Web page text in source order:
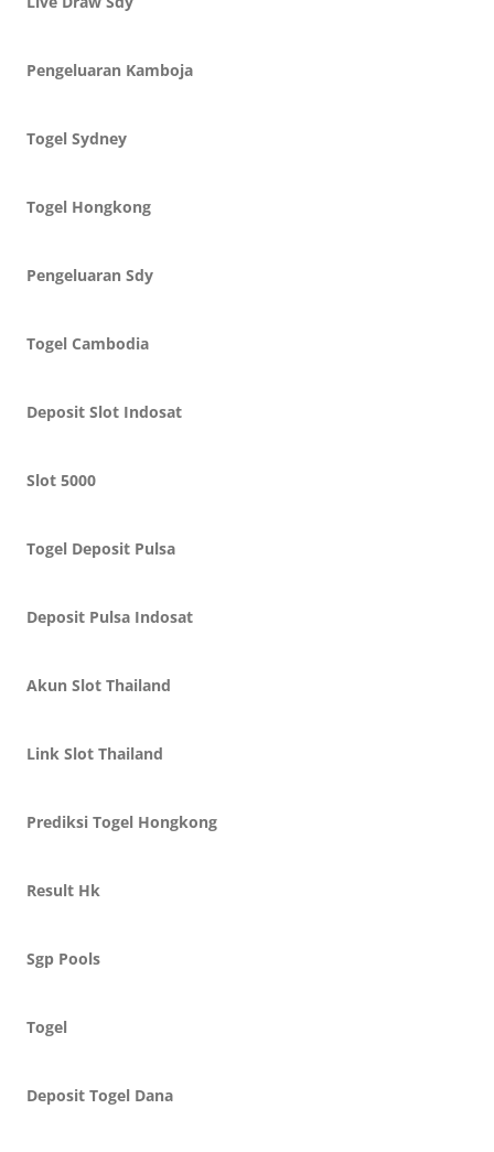
Pengeluaran Kamboja
Togel Sydney
Togel Hongkong
Pengeluaran Sdy
Togel Cambodia
Deposit Slot Indosat
Slot 5000
Togel Deposit Pulsa
Deposit Pulsa Indosat
Akun Slot Thailand
Link Slot Thailand
Prediksi Togel Hongkong
Result Hk
Sgp Pools
Togel
Deposit Togel Dana